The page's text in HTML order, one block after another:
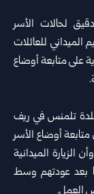
لحالات الأسر
الميداني للعائلات
على متابعة أوضاع
تلمنس في ريف
متابعة أوضاع الأسر
الزيارة الميدانية
بعد عودتهم وسط